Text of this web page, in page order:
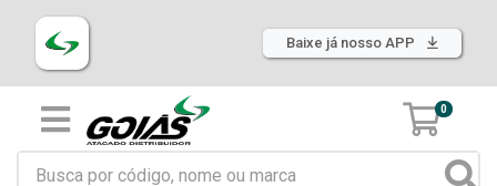
Baixe já nosso APP
0